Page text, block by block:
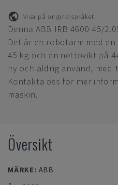
Visa på originalspråket
Denna ABB IRB 4600-45/
Det är en robotarm med
45 kg och en nettovikt på
ny och aldrig använd,
Kontakta oss för mer
maskin.
Översikt
MÄRKE: ABB